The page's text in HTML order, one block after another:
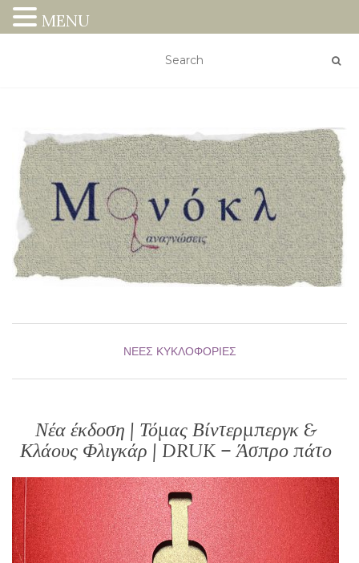
ΝΈΕΣ ΚΥΚΛΟΦΟΡΊΕΣ
Νέα έκδοση | Τόμας Βίντερμπεργκ &
Κλάους Φλιγκάρ | DRUK – Άσπρο πάτο
MENU